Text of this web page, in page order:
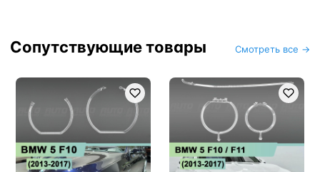
Сопутствующие товары Смотреть все →